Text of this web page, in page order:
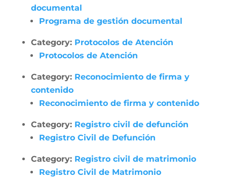
documental
Programa de gestión documental
Category: Protocolos de Atención
Protocolos de Atención
Category: Reconocimiento de firma y
contenido
Reconocimiento de firma y contenido
Category: Registro civil de defunción
Registro Civil de Defunción
Category: Registro civil de matrimonio
Registro Civil de Matrimonio